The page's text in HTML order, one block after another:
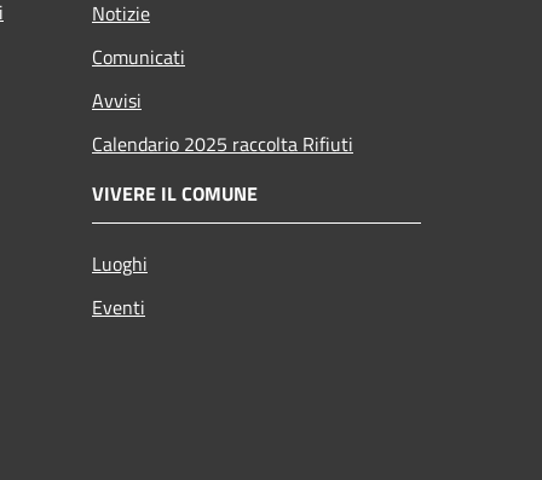
Notizie
Comunicati
Avvisi
Calendario 2025 raccolta Rifiuti
VIVERE IL COMUNE
Luoghi
Eventi